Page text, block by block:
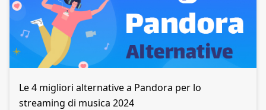
Le 4 migliori alternative a Pandora per lo
streaming di musica 2024